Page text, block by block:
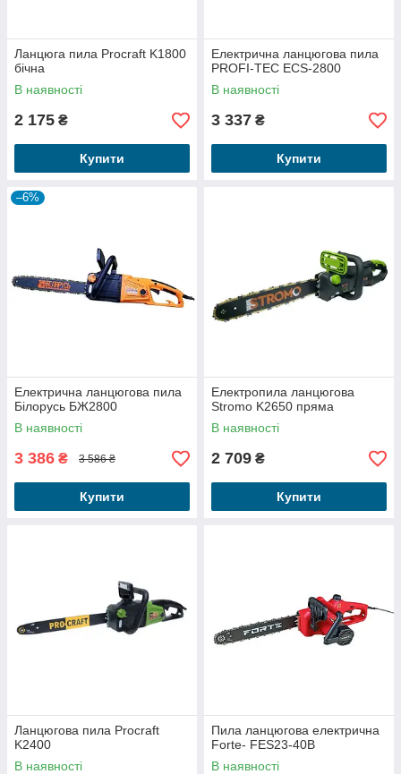
Ланцюга пила Procraft K1800
бічна
В наявності
2 175 ₴
Купити
Електрична ланцюгова пила
PROFI-TEC ECS-2800
В наявності
3 337 ₴
Купити
–6%
Електрична ланцюгова пила
Білорусь БЖ2800
В наявності
3 386 ₴ 3 586 ₴
Купити
Електропила ланцюгова
Stromo K2650 пряма
В наявності
2 709 ₴
Купити
Ланцюгова пила Procraft
K2400
В наявності
Пила ланцюгова електрична
Forte- FES23-40В
В наявності